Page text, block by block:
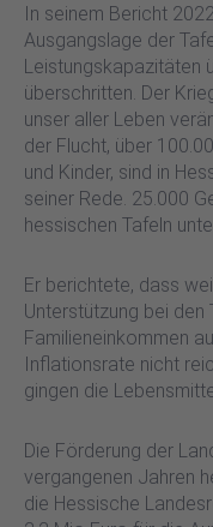
In seinem Bericht
Ausgangslage der
Leistungskapazitäten
überschritten. Der
unser aller Leben
der Flucht, über
und Kinder, sind in
seiner Rede. 25.000
hessischen Tafeln
Er berichtete, dass
Unterstützung bei den
Familieneinkommen
Inflationsrate nicht
gingen die
Die Förderung der
vergangenen Jahren
die Hessische